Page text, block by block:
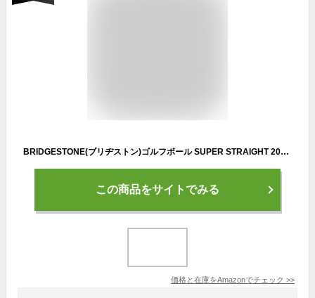
BRIDGESTONE(ブリヂストン)ゴルフボール SUPER STRAIGHT 2021年モデル 12球入 ホワイト
この商品をサイトでみる
価格と在庫をAmazonでチェック >>